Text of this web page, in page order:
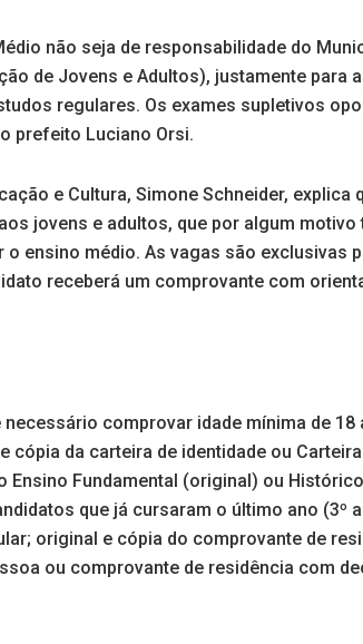
não seja de responsabilidade do
de Jovens e Adultos), justamente para
regulares. Os exames supletivos
prefeito Luciano Orsi.
e Cultura, Simone Schneider,
jovens e adultos, que por algum
o ensino médio. As vagas são exclusivas
receberá um comprovante com
necessário comprovar idade mínima de
cópia da carteira de identidade ou
Ensino Fundamental (original) ou
que já cursaram o último ano (3º
original e cópia do comprovante de
ou comprovante de residência com